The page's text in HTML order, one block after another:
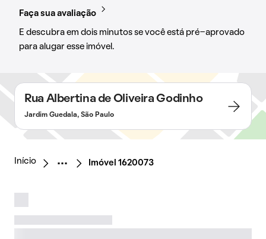
Faça sua avaliação
E descubra em dois minutos se você está pré-aprovado
para alugar esse imóvel.
Rua Albertina de Oliveira Godinho
Jardim Guedala, São Paulo
Início Imóvel 1620073